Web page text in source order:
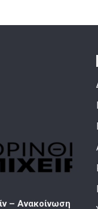
– Ανακοίνωση Το